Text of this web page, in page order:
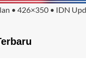
• 426×350 • IDN